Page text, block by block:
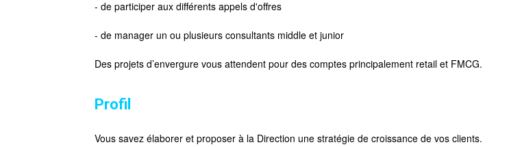
- de participer aux différents appels d'offres
- de manager un ou plusieurs consultants middle et junior
Des projets d’envergure vous attendent pour des comptes principalement retail et FMCG.
Profil
Vous savez élaborer et proposer à la Direction une stratégie de croissance de vos clients.